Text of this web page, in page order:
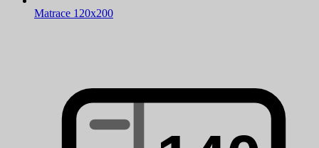
Matrace 120x200